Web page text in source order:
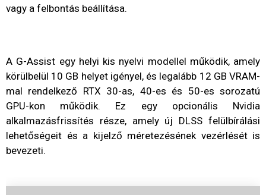
vagy a felbontás beállítása.
A G-Assist egy helyi kis nyelvi modellel működik, amely
körülbelül 10 GB helyet igényel, és legalább 12 GB VRAM-
mal rendelkező RTX 30-as, 40-es és 50-es sorozatú
GPU-kon működik. Ez egy opcionális Nvidia
alkalmazásfrissítés része, amely új DLSS felülbírálási
lehetőségeit és a kijelző méretezésének vezérlését is
bevezeti.